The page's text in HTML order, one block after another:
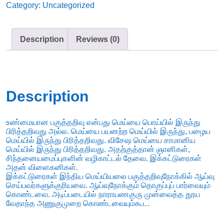
Category: Uncategorized
Description Reviews (0)
Description
உண்மையான பகுத்தறிவு என்பது மெய்யை பொய்யில் இருந்து
பிரித்தறிவது அல்ல. மெய்யை பயனற்ற மெய்யில் இருந்து, பழைய
மெய்யில் இருந்து பிரித்தறிவது. விசேஷ மெய்யை சாமானிய
மெய்யில் இருந்து பிரித்தறிவது. அதற்குத்தான் ஞானிகள்,
சிந்தனையமைப்புகளின் வழிகாட்டல் தேவை. இக்கட்டுரைகள்
அதன் விளைகனிகள்.
இக்கட்டுரைகள் இந்திய மெய்யியலை பகுத்தறிவுநோக்கில் ஆய்வு
செய்பவர்களுக்குரியவை. ஆய்வுநோக்கும் தொகுப்புப் பார்வையும்
கொண்டவை. அடிப்படையில் நாராயணகுரு முன்வைத்த தூய
வேதாந்த அணுகுமுறை கொண்டவையும்கூட.